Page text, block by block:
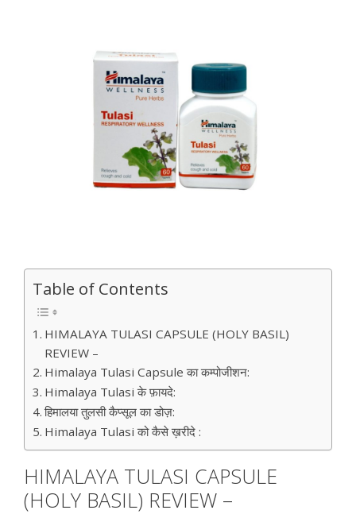
Table of Contents
HIMALAYA TULASI CAPSULE (HOLY BASIL)
REVIEW –
Himalaya Tulasi Capsule का कम्पोजीशन:
Himalaya Tulasi के फ़ायदे:
हिमालया तुलसी कैप्सूल का डोज़:
Himalaya Tulasi को कैसे ख़रीदे :
HIMALAYA TULASI CAPSULE
(HOLY BASIL) REVIEW –